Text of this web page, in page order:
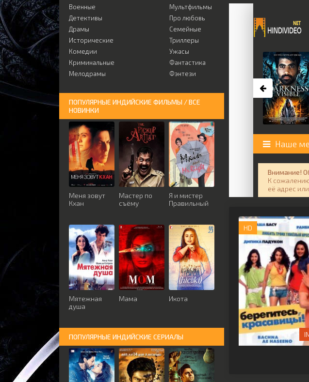
HD
Военные
Детективы
Драмы
Исторические
Комедии
Криминальные
Мелодрамы
Мультфильмы
Про любовь
Семейные
Триллеры
Ужасы
Фантастика
Фэнтези
ПОПУЛЯРНЫЕ ИНДИЙСКИЕ ФИЛЬМЫ / ВСЕ
НОВИНКИ
Меня зовут
Кхан
Мастер по
съёму
Я и мистер
Правильный
Мятежная
душа
Мама Икота
ПОПУЛЯРНЫЕ ИНДИЙСКИЕ СЕРИАЛЫ